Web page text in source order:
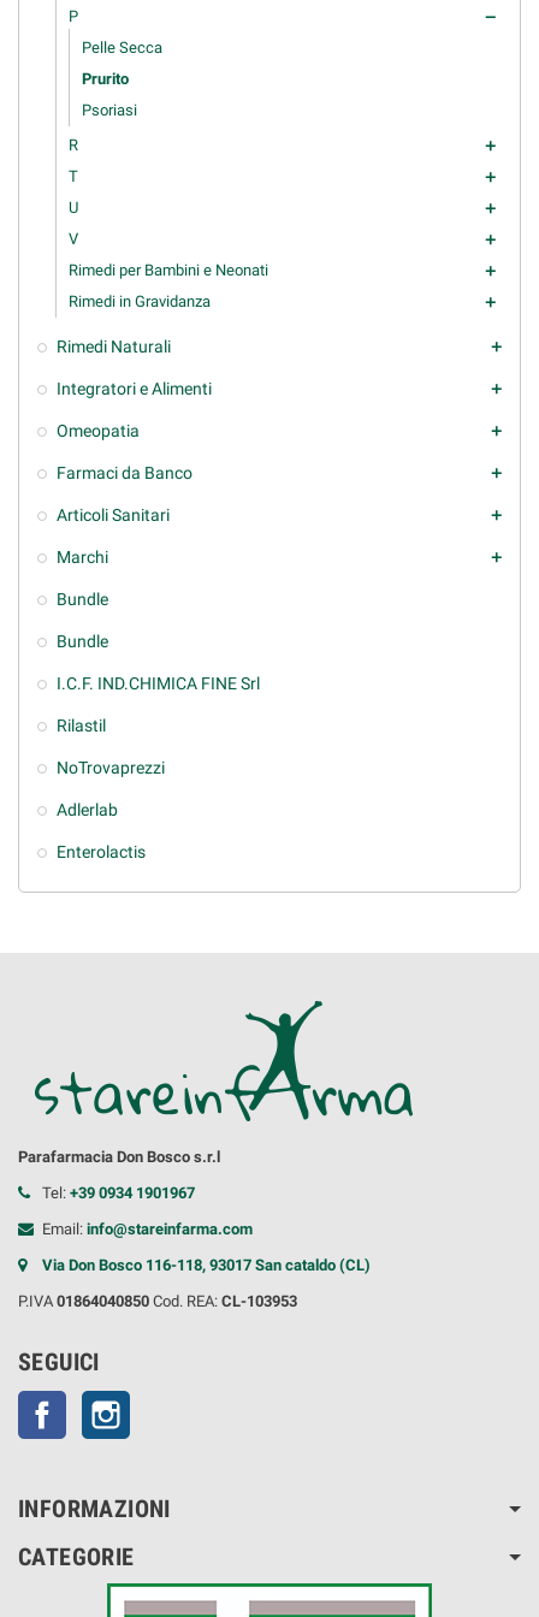
P remove
Pelle Secca
Prurito
Psoriasi
R
add
T add
U add
V add
Rimedi per Bambini e Neonati add
Rimedi in Gravidanza add
Rimedi Naturali add
Integratori e Alimenti add
Omeopatia add
Farmaci da Banco add
Articoli Sanitari add
Marchi add
Bundle
Bundle
I.C.F. IND.CHIMICA FINE Srl
Rilastil
NoTrovaprezzi
Adlerlab
Enterolactis
Parafarmacia Don Bosco s.r.l
Tel: +39 0934 1901967
Email: info@stareinfarma.com
Via Don Bosco 116-118, 93017 San cataldo (CL)
P.IVA 01864040850 Cod. REA: CL-103953
SEGUICI
Facebook
INFORMAZIONI
CATEGORIE